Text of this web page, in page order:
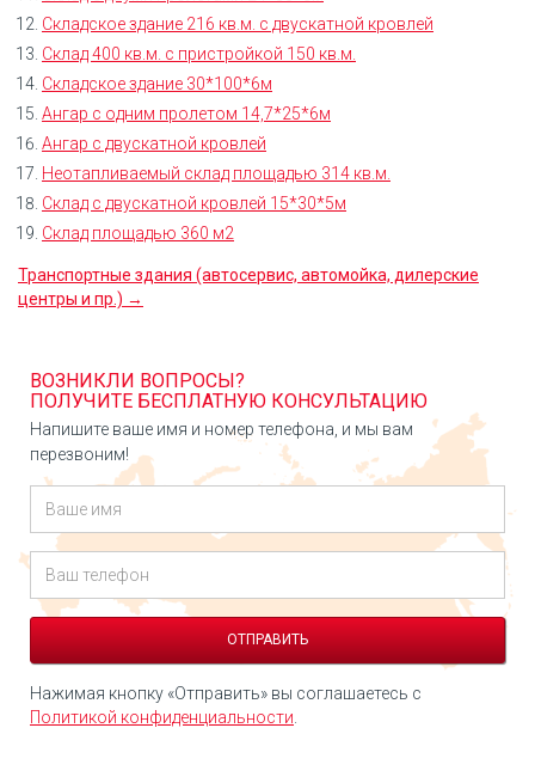
Складское здание 216 кв.м. с двускатной кровлей
Склад 400 кв.м. с пристройкой 150 кв.м.
Складское здание 30*100*6м
Ангар с одним пролетом 14,7*25*6м
Ангар с двускатной кровлей
Неотапливаемый склад площадью 314 кв.м.
Склад с двускатной кровлей 15*30*5м
Склад площадью 360 м2
Транспортные здания (автосервис, автомойка, дилерские
центры и пр.) →
ВОЗНИКЛИ ВОПРОСЫ?
ПОЛУЧИТЕ БЕСПЛАТНУЮ КОНСУЛЬТАЦИЮ
Напишите ваше имя и номер телефона, и мы вам
перезвоним!
Нажимая кнопку «Отправить» вы соглашаетесь с
Политикой конфиденциальности